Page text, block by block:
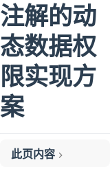
注解的动
态数据权
限实现方
案
此页内容